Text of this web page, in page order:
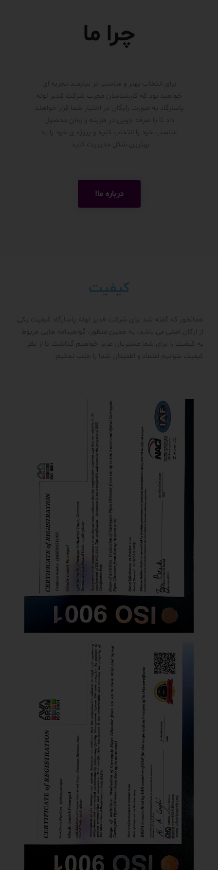
چرا ما
برای انتخاب بهتر و مناسب تر نیازمند تجربه ای
خواهید بود که کارشناسان مجرب شرکت قدیر لوله
پاسارگاد به صورت رایگان در اختیار شما قرار خواهند
داد تا با صرفه جویی در هزینه و زمان محصول
مناسب خود را انتخاب کنید و پروژه ی خود را به
بهترین شکل مدیریت کنید.
درباره ما!
کیفیت
همانطور که گفته شد برای شرکت قدیر لوله پاسارگاد کیفیت یکی
از ارکان اصلی می باشد، به همین منظور، گواهینامه هایی مربوط
به کیفیت را برای شما مشتریان عزیز خواهیم گذاشت تا از نظر
کیفیت بتوانیم اعتماد و اطمینان شما را جلب نمائیم.